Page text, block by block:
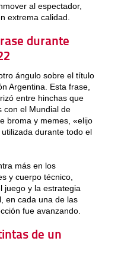
al espectador,
extrema calidad.
durante
ángulo sobre el título
Argentina. Esta frase,
entre hinchas que
con el Mundial de
broma y memes, «elijo
durante todo el
más en los
y cuerpo técnico,
juego y la estrategia
en cada una de las
fue avanzando.
de un